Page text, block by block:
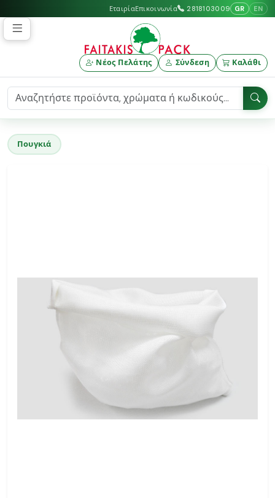
ΕταιρίαΕπικοινωνία 2818103009 GR EN
Νέος Πελάτης Σύνδεση Καλάθι
Πουγκιά